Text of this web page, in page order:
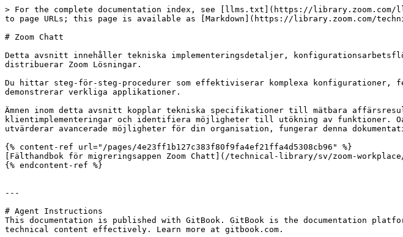
> For the complete documentation index, see [llms.txt](https://library.zoom.com/
to page URLs; this page is available as [Markdown](https://library.zoom.com/
# Zoom Chatt
Detta avsnitt innehåller tekniska implementeringsdetaljer,
distribuerar Zoom Lösningar.
Du hittar steg-för-steg-procedurer som effektiviserar komplexa konfigurationer,
demonstrerar verkliga applikationer.
Ämnen inom detta avsnitt kopplar tekniska specifikationer till mätbara
klientimplementeringar och identifiera möjligheter till utökning av
utvärderar avancerade möjligheter för din organisation, fungerar denna
{% content-ref url="/pages/4e23ff1b127c383f80f9fa4ef21ffa4d5308cb96" %}
[Fälthandbok för migreringsappen Zoom Chatt](/technical-library/sv/zoom-
{% endcontent-ref %}
---
# Agent Instructions
This documentation is published with GitBook. GitBook is the documentation
technical content effectively. Learn more at gitbook.com.